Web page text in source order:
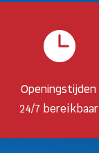

Openingstijden
24/7 bereikbaar